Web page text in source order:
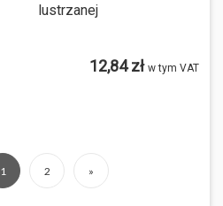
lustrzanej
12,84 zł w tym VAT
1 2 »